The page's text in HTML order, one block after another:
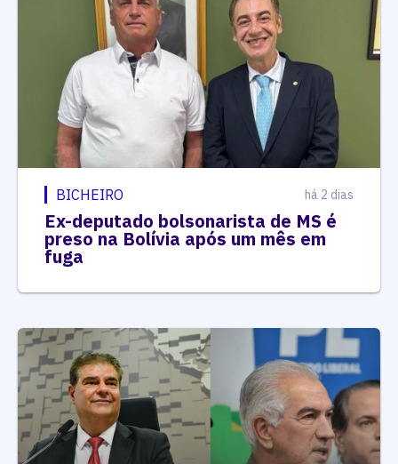
BICHEIRO há 2 dias
Ex-deputado bolsonarista de MS é
preso na Bolívia após um mês em
fuga